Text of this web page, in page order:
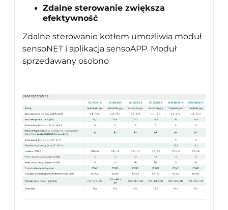
Zdalne sterowanie zwiększa
efektywność
Zdalne sterowanie kotłem umożliwia moduł
sensoNET i aplikacja sensoAPP. Moduł
sprzedawany osobno